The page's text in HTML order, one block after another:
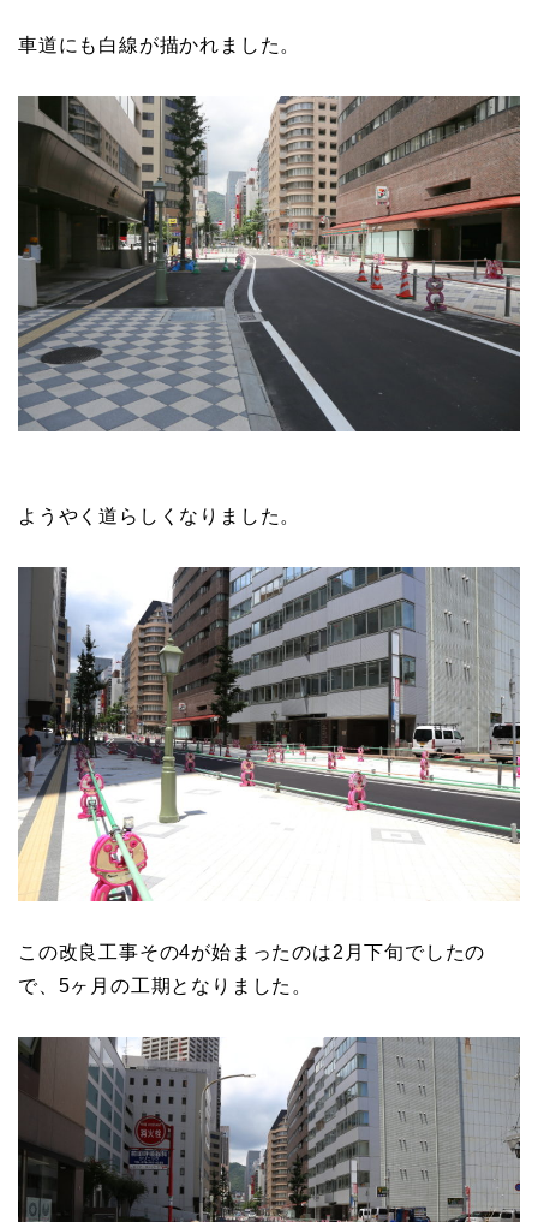
車道にも白線が描かれました。
ようやく道らしくなりました。
この改良工事その4が始まったのは2月下旬でしたの
で、5ヶ月の工期となりました。